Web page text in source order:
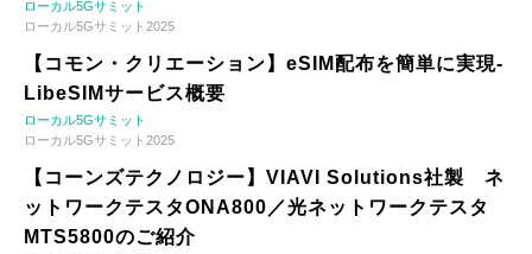
ローカル5Gサミット
ローカル5Gサミット2025
【コモン・クリエーション】eSIM配布を簡単に実現-
LibeSIMサービス概要
ローカル5Gサミット
ローカル5Gサミット2025
【コーンズテクノロジー】VIAVI Solutions社製 ネ
ットワークテスタONA800／光ネットワークテスタ
MTS5800のご紹介